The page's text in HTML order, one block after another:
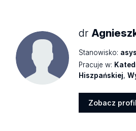
dr
Stanowisko:
Pracuje w:
Hiszpańskiej,
Zobacz profil